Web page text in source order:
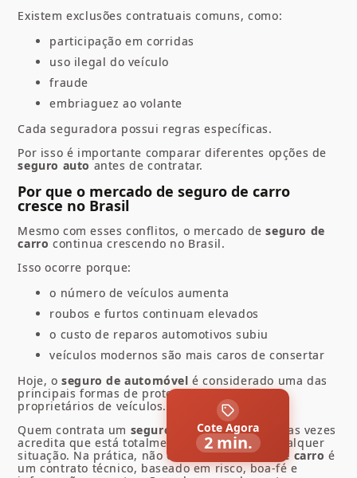
Cote Agora
2 min.
Existem exclusões contratuais comuns, como:
participação em corridas
uso ilegal do veículo
fraude
embriaguez ao volante
Cada seguradora possui regras específicas.
Por isso é importante comparar diferentes opções de
seguro auto antes de contratar.
Por que o mercado de seguro de carro
cresce no Brasil
Mesmo com esses conflitos, o mercado deseguro de
carro continua crescendo no Brasil.
Isso ocorre porque:
o número de veículos aumenta
roubos e furtos continuam elevados
o custo de reparos automotivos subiu
veículos modernos são mais caros de consertar
Hoje, oseguro de automóvel é considerado uma das
principais formas de proteção financeira para
proprietários de veículos.
Quem contrata um seguro de automóvelmuitas vezes
acredita que está totalmente protegido em qualquer
situação. Na prática, não é assim. Oseguro de carro é
um contrato técnico, baseado em risco, boa-fé e